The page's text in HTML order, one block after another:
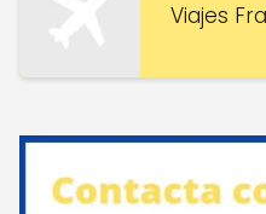
Viajes